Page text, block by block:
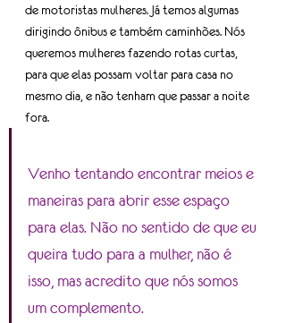
de motoristas mulheres. Já temos algumas
dirigindo ônibus e também caminhões. Nós
queremos mulheres fazendo rotas curtas,
para que elas possam voltar para casa no
mesmo dia, e não tenham que passar a noite
fora.
Venho tentando encontrar meios e
maneiras para abrir esse espaço
para elas. Não no sentido de que eu
queira tudo para a mulher, não é
isso, mas acredito que nós somos
um complemento.